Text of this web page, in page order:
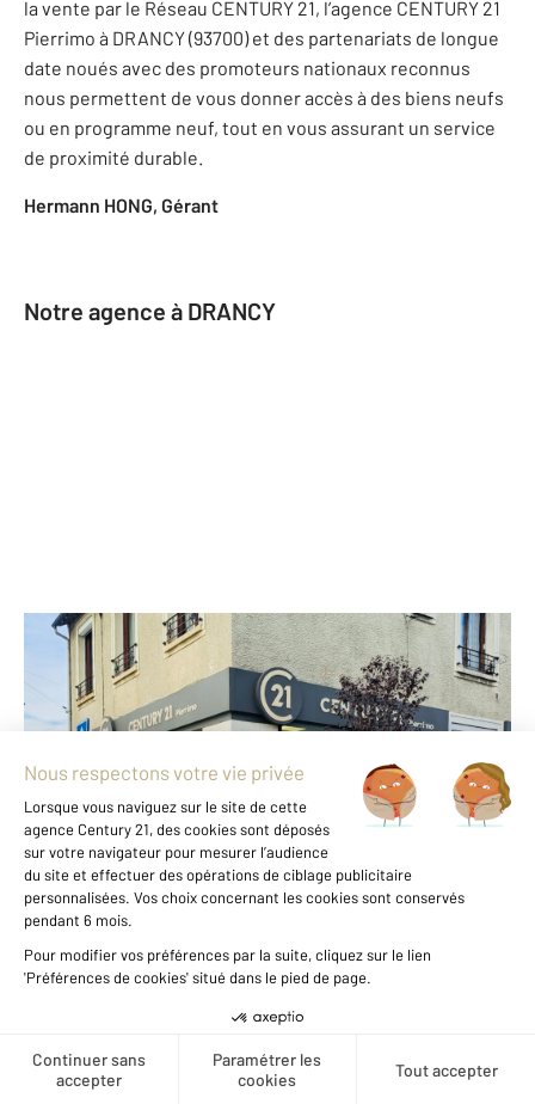
la vente par le Réseau CENTURY 21, l’agence CENTURY 21
Pierrimo à DRANCY (93700) et des partenariats de longue
date noués avec des promoteurs nationaux reconnus
nous permettent de vous donner accès à des biens neufs
ou en programme neuf, tout en vous assurant un service
de proximité durable.
Hermann HONG, Gérant
Notre agence à DRANCY
CENTURY 21 Pierrimo
159 rue Anatole France
DRANCY - 93700
Envoyer un message
Téléphoner à l'agence
Notre agence est notée
Avis authentifiés par
Qualitelis